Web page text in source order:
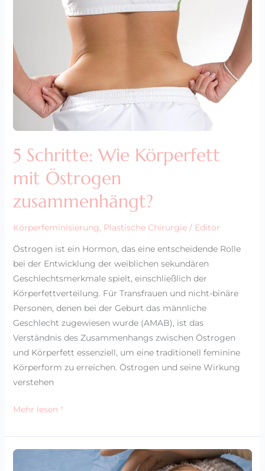
5 Schritte: Wie Körperfett
mit Östrogen
zusammenhängt?
Körperfeminisierung, Plastische Chirurgie/ Editor
Östrogen ist ein Hormon, das eine entscheidende Rolle
bei der Entwicklung der weiblichen sekundären
Geschlechtsmerkmale spielt, einschließlich der
Körperfettverteilung. Für Transfrauen und nicht-binäre
Personen, denen bei der Geburt das männliche
Geschlecht zugewiesen wurde (AMAB), ist das
Verständnis des Zusammenhangs zwischen Östrogen
und Körperfett essenziell, um eine traditionell feminine
Körperform zu erreichen. Östrogen und seine Wirkung
verstehen
Östrogen
zusammenhängt?
Mehr lesen "
Gesichtsverweiblichungsoperation